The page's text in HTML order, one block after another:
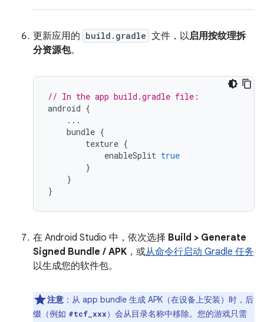
更新应用的 build.gradle 文件，以启用按纹理拆
分资源包。
// In the app build.gradle file:
android {
...
bundle {
texture {
enableSplit true
}
}
}
在 Android Studio 中，依次选择 Build > Generate
Signed Bundle / APK ，或从命令行启动 Gradle 任务
以生成您的软件包。
注意 ：从 app bundle 生成 APK（在设备上安装）时，后
缀（例如 #tcf_xxx）会从目录名称中移除。您的游戏只需